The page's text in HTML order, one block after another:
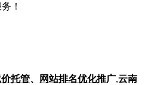
！
托管、 网站排名优化推广,云南